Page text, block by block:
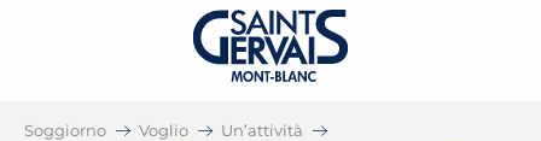
Soggiorno Voglio
Un’attività